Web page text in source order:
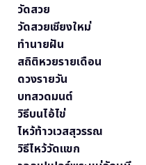
วัดสวย
วัดสวยเชียงใหม่
ทำนายฝัน
สถิติหวยรายเดือน
ดวงรายวัน
บทสวดมนต์
วิธีบนไอ้ไข่
ไหว้ท้าวเวสสุวรรณ
วิธีไหว้วัดแขก